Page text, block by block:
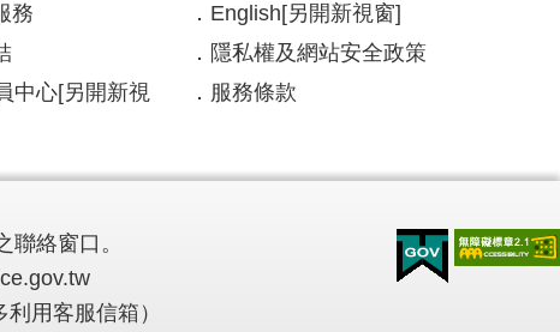
務
中心[另開新視
English[另開新視窗]
隱私權及網站安全政策
服務條款
絡窗口。
用客服信箱）